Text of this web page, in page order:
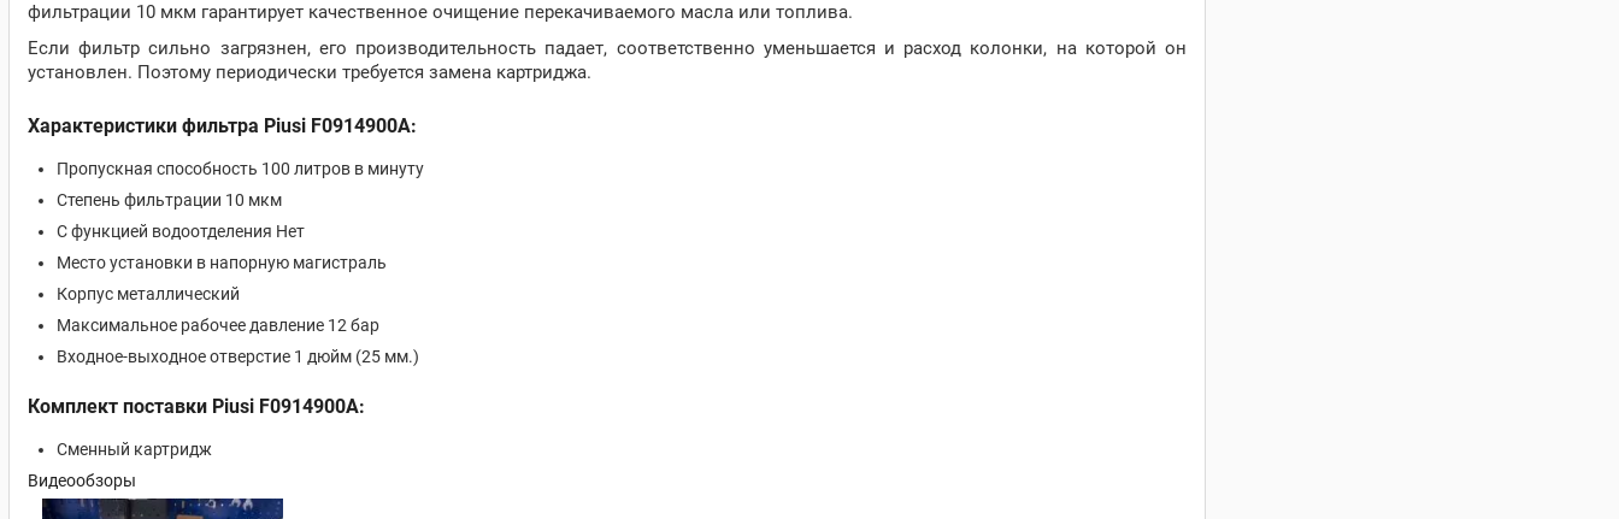
фильтрации 10 мкм гарантирует качественное очищение перекачиваемого масла или топлива.
Если фильтр сильно загрязнен, его производительность падает, соответственно уменьшается и расход колонки, на которой он
установлен. Поэтому периодически требуется замена картриджа.
Характеристики фильтра Piusi F0914900A:
Пропускная способность 100 литров в минуту
Степень фильтрации 10 мкм
С функцией водоотделения Нет
Место установки в напорную магистраль
Корпус металлический
Максимальное рабочее давление 12 бар
Входное-выходное отверстие 1 дюйм (25 мм.)
Комплект поставки Piusi F0914900A:
Сменный картридж
Видеообзоры